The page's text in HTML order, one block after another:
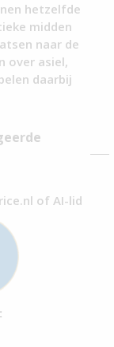
hetzelfde
midden
naar de
over asiel,
daarbij
of AI-lid